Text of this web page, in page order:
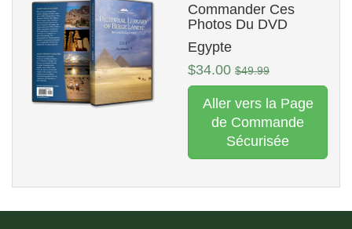
Commander Ces
Photos Du DVD
Egypte
$34.00 $49.99
Aller vers la Page
de Commande
Sécurisée